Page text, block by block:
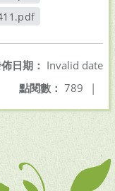
新視窗
日期： Invalid date
點閱數： 789 |